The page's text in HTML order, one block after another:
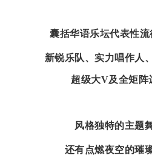
囊括华语乐坛代表性流
新锐乐队、实力唱作人
超级大V及全矩阵
风格独特的主题
还有点燃夜空的璀